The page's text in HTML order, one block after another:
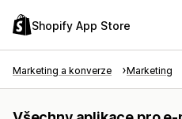
Shopify App Store
Marketing a konverze Marketing